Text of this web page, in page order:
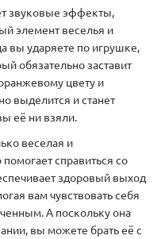
звуковые эффекты,
элемент веселья и
вы ударяете по игрушке,
обязательно заставит
цвету и
выделится и станет
её ни взяли.
веселая и
справиться со
здоровый выход
вам чувствовать себя
А поскольку она
вы можете брать её с